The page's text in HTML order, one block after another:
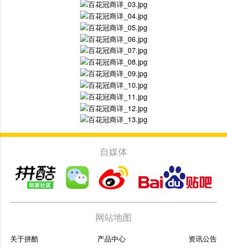
自媒体
网站地图
关于拼酷 产品中心 资讯公告